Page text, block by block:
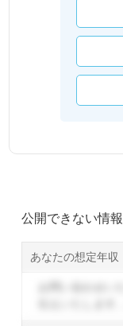
公開できない情報
あなたの想定年収